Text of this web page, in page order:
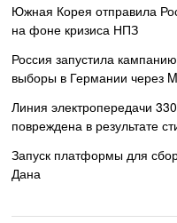
Южная Корея отправила
на фоне кризиса НПЗ
Россия запустила
выборы в Германии через
Линия электропередачи
повреждена в результате
Запуск платформы для
Дана